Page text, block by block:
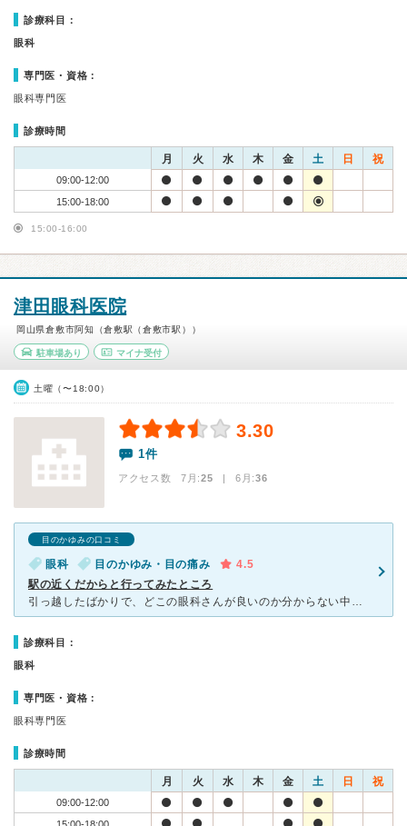
診療科目：
眼科
専門医・資格：
眼科専門医
診療時間
月 火 水 木 金 土 日 祝
09:00-12:00
15:00-18:00
15:00-16:00
津田眼科医院
岡山県倉敷市阿知（倉敷駅（倉敷市駅））
駐車場あり マイナ受付
土曜（〜18:00）
3.30
1件
アクセス数 7月:25 | 6月:36
目のかゆみの口コミ
眼科 目のかゆみ・目の痛み
4.5
駅の近くだからと行ってみたところ
引っ越したばかりで、どこの眼科さんが良いのか分からない中、行ってみたら丁寧に対応してもらえました。 残念ながら私の症状への治療は先生の専門分野的に難しいため他の医療機関への紹介となりましたが、は
診療科目：
眼科
専門医・資格：
眼科専門医
診療時間
月 火 水 木 金 土 日 祝
09:00-12:00